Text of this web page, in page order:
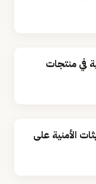
في منتجات
الأمنية على